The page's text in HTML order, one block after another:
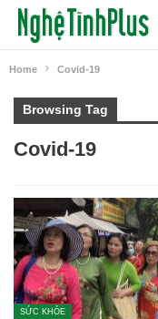
Home Covid-19
Browsing Tag
Covid-19
SỨC KHỎE